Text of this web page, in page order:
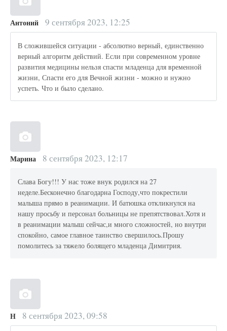
Антоний 9 сентября 2023, 12:25
В сложившейся ситуации - абсолютно верный, единственно
верный алгоритм действий. Если при современном уровне
развития медицины нельзя спасти младенца для временной
жизни, Спасти его для Вечной жизни - можно и нужно
успеть. Что и было сделано.
Марина 8 сентября 2023, 12:17
Слава Богу!!! У нас тоже внук родился на 27
неделе.Бесконечно благодарна Господу,что покрестили
малыша прямо в реанимации. И батюшка откликнулся на
нашу просьбу и персонал больницы не препятствовал.Хотя и
в реанимации малыш сейчас,и много сложностей, но внутри
спокойно, самое главное таинство свершилось.Прошу
помолитесь за тяжело болящего младенца Димитрия.
Н 8 сентября 2023, 09:58